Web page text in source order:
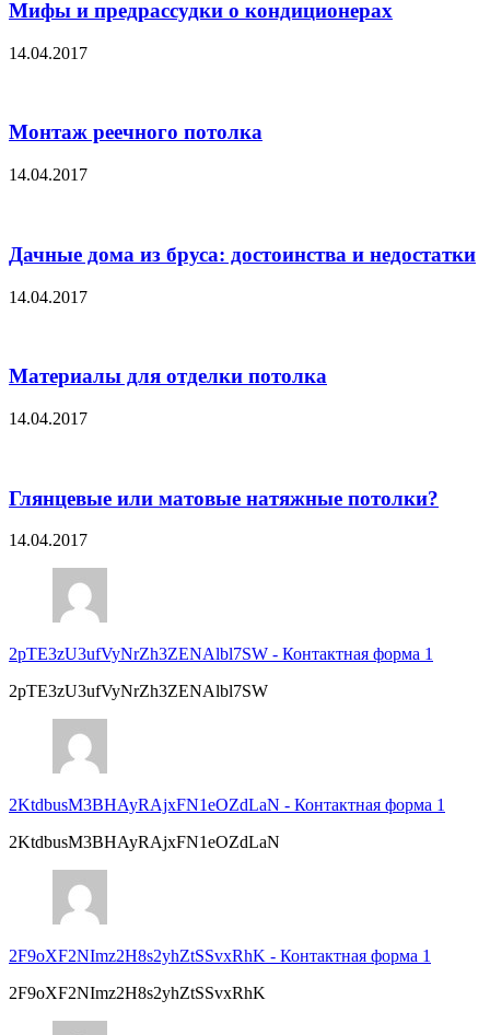
Мифы и предрассудки о кондиционерах
14.04.2017
Монтаж реечного потолка
14.04.2017
Дачные дома из бруса: достоинства и недостатки
14.04.2017
Материалы для отделки потолка
14.04.2017
Глянцевые или матовые натяжные потолки?
14.04.2017
2pTE3zU3ufVyNrZh3ZENAlbl7SW - Контактная форма 1
2pTE3zU3ufVyNrZh3ZENAlbl7SW
2KtdbusM3BHAyRAjxFN1eOZdLaN - Контактная форма 1
2KtdbusM3BHAyRAjxFN1eOZdLaN
2F9oXF2NImz2H8s2yhZtSSvxRhK - Контактная форма 1
2F9oXF2NImz2H8s2yhZtSSvxRhK